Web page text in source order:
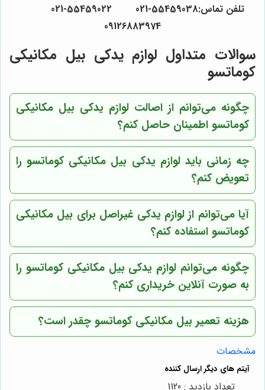
09126883974
سوالات متداول لوازم یدکی بیل مکانیکی
کوماتسو
چگونه می‌توانم از اصالت لوازم یدکی بیل مکانیکی
کوماتسو اطمینان حاصل کنم؟
چه زمانی باید لوازم یدکی بیل مکانیکی کوماتسو را
تعویض کنم؟
آیا می‌توانم از لوازم یدکی غیراصل برای بیل مکانیکی
کوماتسو استفاده کنم؟
چگونه می‌توانم لوازم یدکی بیل مکانیکی کوماتسو را
به صورت آنلاین خریداری کنم؟
هزینه تعمیر بیل مکانیکی کوماتسو چقدر است؟
مشخصات
تعداد بازدید : 1120